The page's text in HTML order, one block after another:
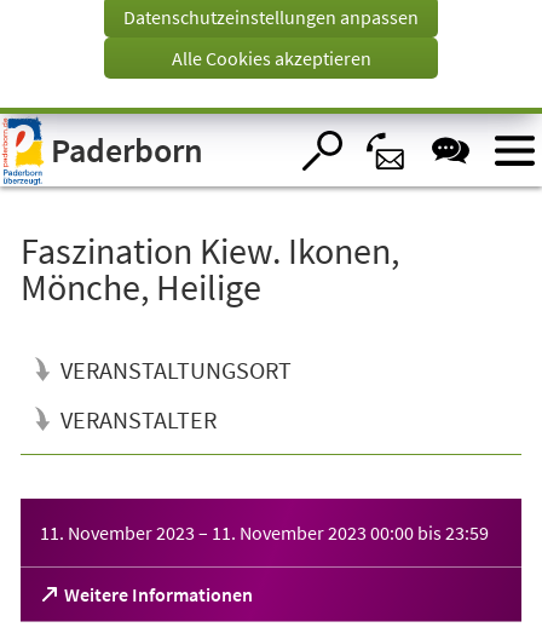
Visuelle
Assistenzsoftware
öffnen.
Tab)
Datenschutzeinstellungen anpassen
Alle Cookies akzeptieren
Paderborn
Faszination Kiew. Ikonen,
Mönche, Heilige
VERANSTALTUNGSORT
VERANSTALTER
11. November 2023 – 11. November 2023 00:00 bis23:59
Weitere Informationen
(Öffnet
in